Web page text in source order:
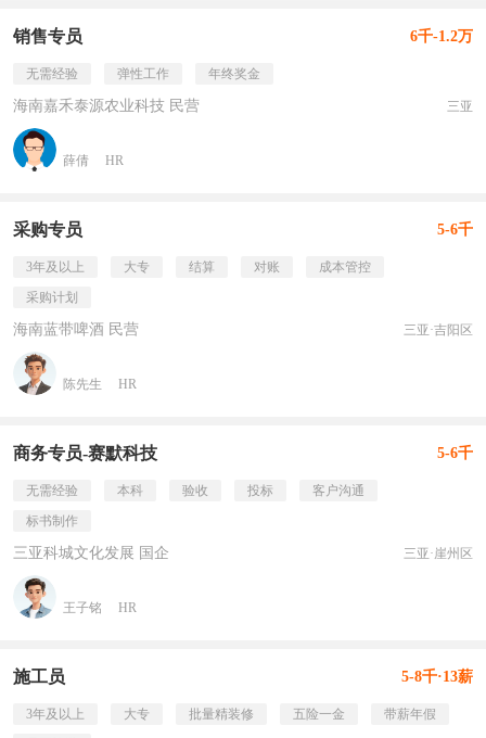
销售专员 6千-1.2万
无需经验 弹性工作 年终奖金
海南嘉禾泰源农业科技 民营 三亚
薛倩 HR
采购专员 5-6千
3年及以上 大专 结算 对账
成本管控
采购计划
海南蓝带啤酒 民营 三亚·吉阳区
陈先生 HR
商务专员-赛默科技 5-6千
无需经验 本科 验收 投标
客户沟通
标书制作
三亚科城文化发展 国企 三亚·崖州区
王子铭 HR
施工员 5-8千·13薪
3年及以上 大专 批量精装修 五险一金
带薪年假